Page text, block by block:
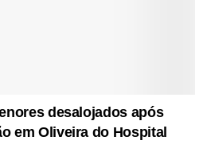
desalojados após
em Oliveira do Hospital